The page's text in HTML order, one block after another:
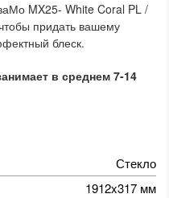
MX25- White Coral PL /
придать вашему
блеск.
в среднем 7-14
Стекло
1912x317 мм